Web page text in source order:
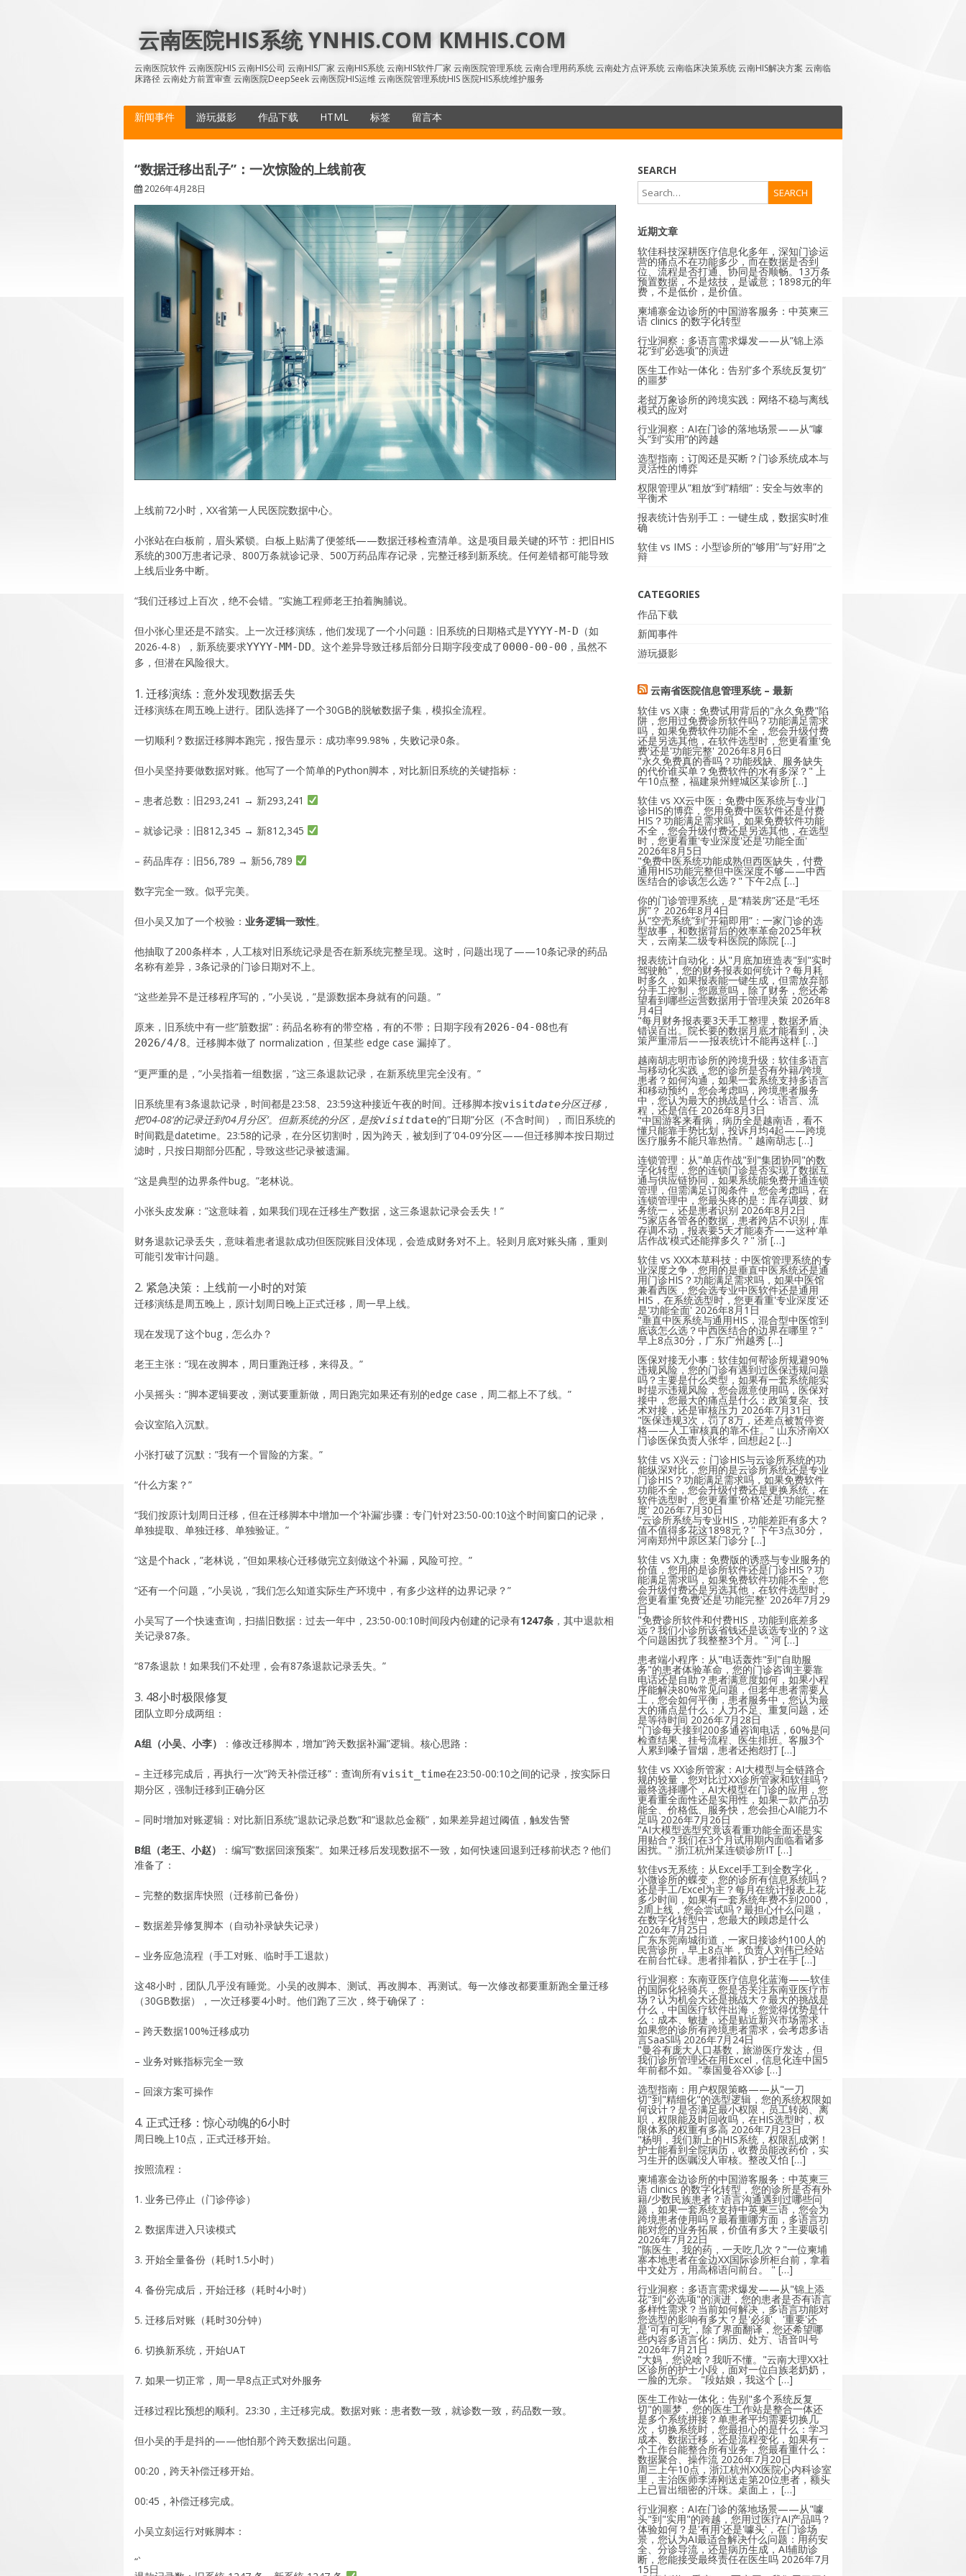
content
云南医院HIS系统 YNHIS.COM KMHIS.COM
云南医院软件 云南医院HIS 云南HIS公司 云南HIS厂家 云南HIS系统 云南HIS软件厂家 云南医院管理系统 云南合理用药系统 云南处方点评系统 云南临床决策系统 云南HIS解决方案 云南临
床路径 云南处方前置审查 云南医院DeepSeek 云南医院HIS运维 云南医院管理系统HIS 医院HIS系统维护服务
新闻事件 游玩摄影 作品下载
HTML
SiteMap
标签 留言本
“数据迁移出乱子”：一次惊险的上线前夜
2026年4月28日
上线前72小时，XX省第一人民医院数据中心。
小张站在白板前，眉头紧锁。白板上贴满了便签纸——数据迁移检查清单。这是项目最关键的环节：把旧HIS
系统的300万患者记录、800万条就诊记录、500万药品库存记录，完整迁移到新系统。任何差错都可能导致
上线后业务中断。
“我们迁移过上百次，绝不会错。”实施工程师老王拍着胸脯说。
但小张心里还是不踏实。上一次迁移演练，他们发现了一个小问题：旧系统的日期格式是YYYY-M-D （如
2026-4-8），新系统要求YYYY-MM-DD。这个差异导致迁移后部分日期字段变成了0000-00-00 ，虽然不
多，但潜在风险很大。
1. 迁移演练：意外发现数据丢失
迁移演练在周五晚上进行。团队选择了一个30GB的脱敏数据子集，模拟全流程。
一切顺利？数据迁移脚本跑完，报告显示：成功率99.98%，失败记录0条。
但小吴坚持要做数据对账。他写了一个简单的Python脚本，对比新旧系统的关键指标：
– 患者总数：旧293,241 → 新293,241
– 就诊记录：旧812,345 → 新812,345
– 药品库存：旧56,789 → 新56,789
数字完全一致。似乎完美。
但小吴又加了一个校验： 业务逻辑一致性。
他抽取了200条样本，人工核对旧系统记录是否在新系统完整呈现。这时，问题出现了——10条记录的药品
名称有差异，3条记录的门诊日期对不上。
“这些差异不是迁移程序写的，”小吴说，”是源数据本身就有的问题。”
原来，旧系统中有一些”脏数据”：药品名称有的带空格，有的不带；日期字段有2026-04-08也有
2026/4/8。迁移脚本做了 normalization，但某些 edge case 漏掉了。
“更严重的是，”小吴指着一组数据，”这三条退款记录，在新系统里完全没有。”
旧系统里有3条退款记录，时间都是23:58、23:59这种接近午夜的时间。迁移脚本按visitdate分区迁移，
把’04-08’的记录迁到’04月分区’。但新系统的分区，是按visitdate的”日期”分区（不含时间），而旧系统的
时间戳是datetime。23:58的记录，在分区切割时，因为跨天，被划到了’04-09’分区——但迁移脚本按日期过
滤时，只按日期部分匹配，导致这些记录被遗漏。
“这是典型的边界条件bug。”老林说。
小张头皮发麻：”这意味着，如果我们现在迁移生产数据，这三条退款记录会丢失！”
财务退款记录丢失，意味着患者退款成功但医院账目没体现，会造成财务对不上。轻则月底对账头痛，重则
可能引发审计问题。
2. 紧急决策：上线前一小时的对策
迁移演练是周五晚上，原计划周日晚上正式迁移，周一早上线。
现在发现了这个bug，怎么办？
老王主张：”现在改脚本，周日重跑迁移，来得及。”
小吴摇头：”脚本逻辑要改，测试要重新做，周日跑完如果还有别的edge case，周二都上不了线。”
会议室陷入沉默。
小张打破了沉默：”我有一个冒险的方案。”
“什么方案？”
“我们按原计划周日迁移，但在迁移脚本中增加一个’补漏’步骤：专门针对23:50-00:10这个时间窗口的记录，
单独提取、单独迁移、单独验证。”
“这是个hack，”老林说，”但如果核心迁移做完立刻做这个补漏，风险可控。”
“还有一个问题，”小吴说，”我们怎么知道实际生产环境中，有多少这样的边界记录？”
小吴写了一个快速查询，扫描旧数据：过去一年中，23:50-00:10时间段内创建的记录有1247条 ，其中退款相
关记录87条。
“87条退款！如果我们不处理，会有87条退款记录丢失。”
3. 48小时极限修复
团队立即分成两组：
A组（小吴、小李） ：修改迁移脚本，增加”跨天数据补漏”逻辑。核心思路：
– 主迁移完成后，再执行一次”跨天补偿迁移”：查询所有visit_time在23:50-00:10之间的记录，按实际日
期分区，强制迁移到正确分区
– 同时增加对账逻辑：对比新旧系统”退款记录总数”和”退款总金额”，如果差异超过阈值，触发告警
B组（老王、小赵）
：编写”数据回滚预案”。如果迁移后发现数据不一致，如何快速回退到迁移前状态？他们
准备了：
– 完整的数据库快照（迁移前已备份）
– 数据差异修复脚本（自动补录缺失记录）
– 业务应急流程（手工对账、临时手工退款）
这48小时，团队几乎没有睡觉。小吴的改脚本、测试、再改脚本、再测试。每一次修改都要重新跑全量迁移
（30GB数据），一次迁移要4小时。他们跑了三次，终于确保了：
– 跨天数据100%迁移成功
– 业务对账指标完全一致
– 回滚方案可操作
4. 正式迁移：惊心动魄的6小时
周日晚上10点，正式迁移开始。
按照流程：
1. 业务已停止（门诊停诊）
2. 数据库进入只读模式
3. 开始全量备份（耗时1.5小时）
4. 备份完成后，开始迁移（耗时4小时）
5. 迁移后对账（耗时30分钟）
6. 切换新系统，开始UAT
7. 如果一切正常，周一早8点正式对外服务
迁移过程比预想的顺利。23:30，主迁移完成。数据对账：患者数一致，就诊数一致，药品数一致。
但小吴的手是抖的——他怕那个跨天数据出问题。
00:20，跨天补偿迁移开始。
00:45，补偿迁移完成。
小吴立刻运行对账脚本：
“`
SEARCH
近期文章
软佳科技深耕医疗信息化多年，深知门诊运
营的痛点不在功能多少，而在数据是否到
位、流程是否打通、协同是否顺畅。13万条
预置数据，不是炫技，是诚意；1898元的年
费，不是低价，是价值。
柬埔寨金边诊所的中国游客服务：中英柬三
语 clinics 的数字化转型
行业洞察：多语言需求爆发——从”锦上添
花”到”必选项”的演进
医生工作站一体化：告别”多个系统反复切”
的噩梦
老挝万象诊所的跨境实践：网络不稳与离线
模式的应对
行业洞察：AI在门诊的落地场景——从”噱
头”到”实用”的跨越
选型指南：订阅还是买断？门诊系统成本与
灵活性的博弈
权限管理从”粗放”到”精细”：安全与效率的
平衡术
报表统计告别手工：一键生成，数据实时准
确
软佳 vs IMS：小型诊所的”够用”与”好用”之
辩
CATEGORIES
作品下载
新闻事件
游玩摄影
云南省医院信息管理系统 – 最新
软佳 vs X康：免费试用背后的"永久免费"陷
阱，您用过免费诊所软件吗？功能满足需求
吗，如果免费软件功能不全，您会升级付费
还是另选其他，在软件选型时，您更看重'免
费'还是'功能完整' 2026年8月6日
"永久免费真的香吗？功能残缺、服务缺失
的代价谁买单？免费软件的水有多深？" 上
午10点整，福建泉州鲤城区某诊所 […]
软佳 vs XX云中医：免费中医系统与专业门
诊HIS的博弈，您用免费中医软件还是付费
HIS？功能满足需求吗，如果免费软件功能
不全，您会升级付费还是另选其他，在选型
时，您更看重'专业深度'还是'功能全面'
2026年8月5日
"免费中医系统功能成熟但西医缺失，付费
通用HIS功能完整但中医深度不够——中西
医结合的诊该怎么选？" 下午2点 […]
你的门诊管理系统，是“精装房”还是“毛坯
房”？ 2026年8月4日
从“空壳系统”到“开箱即用”：一家门诊的选
型故事，和数据背后的效率革命2025年秋
天，云南某二级专科医院的陈院 […]
报表统计自动化：从"月底加班造表"到"实时
驾驶舱"，您的财务报表如何统计？每月耗
时多久，如果报表能一键生成，但需放弃部
分手工控制，您愿意吗，除了财务，您还希
望看到哪些运营数据用于管理决策 2026年8
月4日
"每月财务报表要3天手工整理，数据矛盾、
错误百出。院长要的数据月底才能看到，决
策严重滞后——报表统计不能再这样 […]
越南胡志明市诊所的跨境升级：软佳多语言
与移动化实践，您的诊所是否有外籍/跨境
患者？如何沟通，如果一套系统支持多语言
和移动预约，您会考虑吗，跨境患者服务
中，您认为最大的挑战是什么：语言、流
程，还是信任 2026年8月3日
"中国游客来看病，病历全是越南语，看不
懂只能靠手势比划，投诉月均4起——跨境
医疗服务不能只靠热情。" 越南胡志 […]
连锁管理：从"单店作战"到"集团协同"的数
字化转型，您的连锁门诊是否实现了数据互
通与供应链协同，如果系统能免费开通连锁
管理，但需满足订阅条件，您会考虑吗，在
连锁管理中，您最头疼的是：库存调拨、财
务统一，还是患者识别 2026年8月2日
"5家店各管各的数据，患者跨店不识别，库
存调不动，报表要5天才能凑齐——这种'单
店作战'模式还能撑多久？" 浙 […]
软佳 vs XXX本草科技：中医馆管理系统的专
业深度之争，您用的是垂直中医系统还是通
用门诊HIS？功能满足需求吗，如果中医馆
兼看西医，您会选专业中医软件还是通用
HIS，在系统选型时，您更看重'专业深度'还
是'功能全面' 2026年8月1日
"垂直中医系统与通用HIS，混合型中医馆到
底该怎么选？中西医结合的边界在哪里？"
早上8点30分，广东广州越秀 […]
医保对接无小事：软佳如何帮诊所规避90%
违规风险，您的门诊有遇到过医保违规问题
吗？主要是什么类型，如果有一套系统能实
时提示违规风险，您会愿意使用吗，医保对
接中，您最大的痛点是什么：政策复杂、技
术对接，还是审核压力 2026年7月31日
"医保违规3次，罚了8万，还差点被暂停资
格——人工审核真的靠不住。" 山东济南XX
门诊医保负责人张华，回想起2 […]
软佳 vs X兴云：门诊HIS与云诊所系统的功
能纵深对比，您用的是云诊所系统还是专业
门诊HIS？功能满足需求吗，如果免费软件
功能不全，您会升级付费还是更换系统，在
软件选型时，您更看重'价格'还是'功能完整
度' 2026年7月30日
"云诊所系统与专业HIS，功能差距有多大？
值不值得多花这1898元？" 下午3点30分，
河南郑州中原区某门诊分 […]
软佳 vs X九康：免费版的诱惑与专业服务的
价值，您用的是诊所软件还是门诊HIS？功
能满足需求吗，如果免费软件功能不全，您
会升级付费还是另选其他，在软件选型时，
您更看重'免费'还是'功能完整' 2026年7月29
日
"免费诊所软件和付费HIS，功能到底差多
远？我们小诊所该省钱还是该选专业的？这
个问题困扰了我整整3个月。" 河 […]
患者端小程序：从"电话轰炸"到"自助服
务"的患者体验革命，您的门诊咨询主要靠
电话还是自助？患者满意度如何，如果小程
序能解决80%常见问题，但老年患者需要人
工，您会如何平衡，患者服务中，您认为最
大的痛点是什么：人力不足、重复问题，还
是等待时间 2026年7月28日
"门诊每天接到200多通咨询电话，60%是问
检查结果、挂号流程、医生排班。客服3个
人累到嗓子冒烟，患者还抱怨打 […]
软佳 vs XX诊所管家：AI大模型与全链路合
规的较量，您对比过XX诊所管家和软佳吗？
最终选择哪个，AI大模型在门诊的应用，您
更看重全面性还是实用性，如果一款产品功
能全、价格低、服务快，您会担心AI能力不
足吗 2026年7月26日
"AI大模型选型究竟该看重功能全面还是实
用贴合？我们在3个月试用期内面临着诸多
困扰。" 浙江杭州某连锁诊所IT […]
软佳vs无系统：从Excel手工到全数字化，
小微诊所的蝶变，您的诊所有信息系统吗？
还是手工/Excel为主？每月在统计报表上花
多少时间，如果有一套系统年费不到2000，
2周上线，您会尝试吗？最担心什么问题，
在数字化转型中，您最大的顾虑是什么
2026年7月25日
广东东莞南城街道，一家日接诊约100人的
民营诊所，早上8点半，负责人刘伟已经站
在前台忙碌。患者排着队，护士在手 […]
行业洞察：东南亚医疗信息化蓝海——软佳
的国际化轻骑兵，您是否关注东南亚医疗市
场？认为机会大还是挑战大？最大的挑战是
什么，中国医疗软件出海，您觉得优势是什
么：成本、敏捷，还是贴近新兴市场需求，
如果您的诊所有跨境患者需求，会考虑多语
言SaaS吗 2026年7月24日
"曼谷有庞大人口基数，旅游医疗发达，但
我们诊所管理还在用Excel，信息化连中国5
年前都不如。"泰国曼谷XX诊 […]
选型指南：用户权限策略——从"一刀
切"到"精细化"的选型逻辑，您的系统权限如
何设计？是否满足最小权限，员工转岗、离
职，权限能及时回收吗，在HIS选型时，权
限体系的权重有多高 2026年7月23日
"杨明，我们新上的HIS系统，权限乱成粥！
护士能看到全院病历，收费员能改药价，实
习生开的医嘱没人审核。整改又怕 […]
柬埔寨金边诊所的中国游客服务：中英柬三
语 clinics 的数字化转型，您的诊所是否有外
籍/少数民族患者？语言沟通遇到过哪些问
题，如果一套系统支持中英柬三语，您会为
跨境患者使用吗？最看重哪方面，多语言功
能对您的业务拓展，价值有多大？主要吸引
2026年7月22日
"陈医生，我的药，一天吃几次？"一位柬埔
寨本地患者在金边XX国际诊所柜台前，拿着
中文处方，用高棉语问前台。 " […]
行业洞察：多语言需求爆发——从"锦上添
花"到"必选项"的演进，您的患者是否有语言
多样性需求？当前如何解决，多语言功能对
您选型的影响有多大？是'必须'、'重要'还
是'可有可无'，除了界面翻译，您还希望哪
些内容多语言化：病历、处方、语音叫号
2026年7月21日
"大妈，您说啥？我听不懂。"云南大理XX社
区诊所的护士小段，面对一位白族老奶奶，
一脸的无奈。 "段姑娘，我这个 […]
医生工作站一体化：告别"多个系统反复
切"的噩梦，您的医生工作站是整合一体还
是多个系统拼接？单患者平均需要切换几
次，切换系统时，您最担心的是什么：学习
成本、数据迁移，还是流程变化，如果有一
个工作台能整合所有业务，您最看重什么：
数据聚合、操作流 2026年7月20日
周三上午10点，浙江杭州XX医院心内科诊室
里，主治医师李涛刚送走第20位患者，额头
上已冒出细密的汗珠。桌面上， […]
行业洞察：AI在门诊的落地场景——从"噱
头"到"实用"的跨越，您用过医疗AI产品吗？
体验如何？是'有用'还是'噱头'，在门诊场
景，您认为AI最适合解决什么问题：用药安
全、分诊导流，还是病历生成，AI辅助诊
断，您能接受最终责任在医生吗 2026年7月
15日